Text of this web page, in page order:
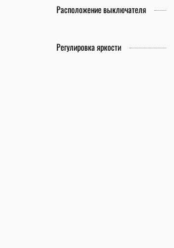
Расположение выключателя
Регулировка яркости